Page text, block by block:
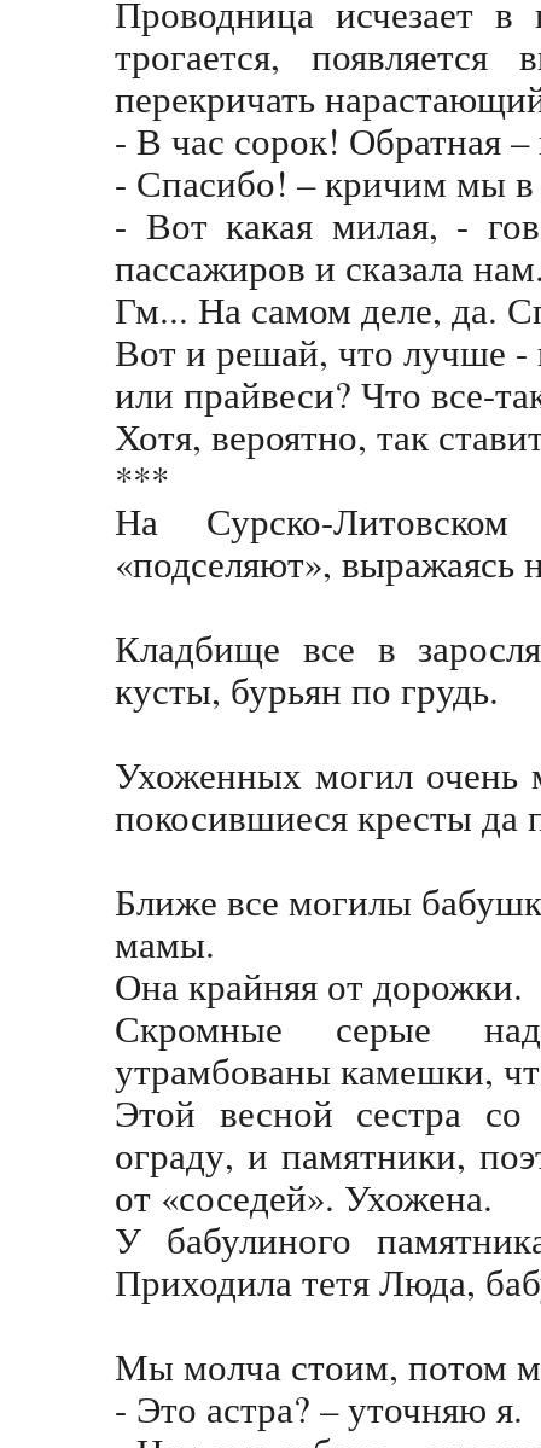
Проводница исчезает в
трогается,
перекричать
- В час сорок! Обратная –
- Спасибо! – кричим мы в
- Вот какая милая, -
пассажиров и сказала
Гм... На самом деле, да.
Вот и решай, что лучше
или прайвеси? Что все-
Хотя, вероятно, так
***
На Сурско-
«подселяют»,
Кладбище все в
кусты, бурьян по грудь.
Ухоженных могил очень
покосившиеся кресты да
Ближе все могилы
мамы.
Она крайняя от дорожки.
Скромные серые
утрамбованы камешки,
Этой весной сестра
ограду, и памятники,
от «соседей». Ухожена.
У бабулиного
Приходила тетя Люда,
Мы молча стоим, потом
- Это астра? – уточняю я.